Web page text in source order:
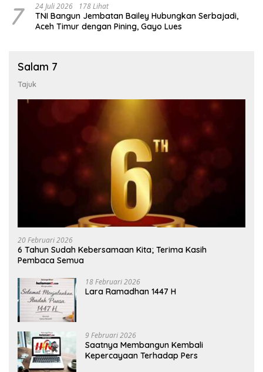
7 24 Juli 2026 178 Lihat
TNI Bangun Jembatan Bailey Hubungkan Serbajadi,
Aceh Timur dengan Pining, Gayo Lues
Salam 7
Tajuk
20 Februari 2026
6 Tahun Sudah Kebersamaan Kita; Terima Kasih
Pembaca Semua
18 Februari 2026
Lara Ramadhan 1447 H
9 Februari 2026
Saatnya Membangun Kembali
Kepercayaan Terhadap Pers